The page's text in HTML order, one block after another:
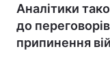
Аналітики
до
припинення